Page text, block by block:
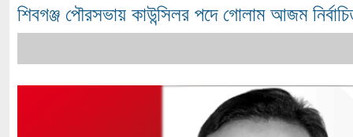
শিবগঞ্জ পৌরসভায় কাউন্সিলর পদে গোলাম আজম